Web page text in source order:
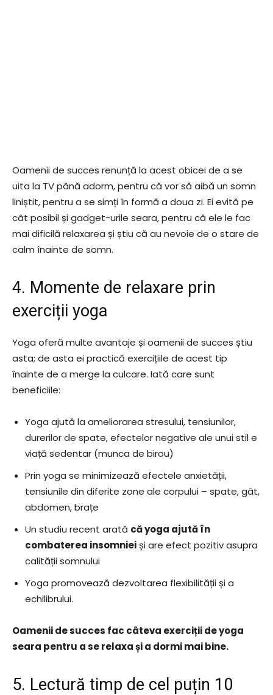
Oamenii de succes renunță la acest obicei de a se
uita la TV până adorm, pentru că vor să aibă un somn
liniștit, pentru a se simți în formă a doua zi. Ei evită pe
cât posibil și gadget-urile seara, pentru că ele le fac
mai dificilă relaxarea și știu că au nevoie de o stare de
calm înainte de somn.
4. Momente de relaxare prin
exerciții yoga
Yoga oferă multe avantaje și oamenii de succes știu
asta; de asta ei practică exercițiile de acest tip
înainte de a merge la culcare. Iată care sunt
beneficiile:
Yoga ajută la ameliorarea stresului, tensiunilor,
durerilor de spate, efectelor negative ale unui stil e
viață sedentar (munca de birou)
Prin yoga se minimizează efectele anxietății,
tensiunile din diferite zone ale corpului – spate, gât,
abdomen, brațe
Un studiu recent arată că yoga ajută în
combaterea insomnieiși are efect pozitiv asupra
calității somnului
Yoga promovează dezvoltarea flexibilității și a
echilibrului.
Oamenii de succes fac câteva exerciții de yoga
seara pentru a se relaxa și a dormi mai bine.
5. Lectură timp de cel puțin 10